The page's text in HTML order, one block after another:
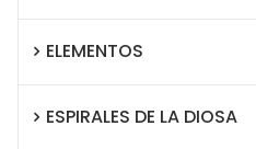
ELEMENTOS
ESPIRALES DE LA DIOSA